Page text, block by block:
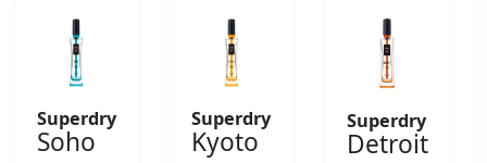
Superdry
Soho
Superdry
Kyoto
Superdry
Detroit